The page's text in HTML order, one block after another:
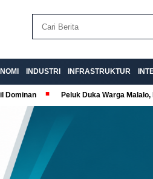
INDUSTRI INFRASTRUKTUR
Dominan Peluk Duka Warga